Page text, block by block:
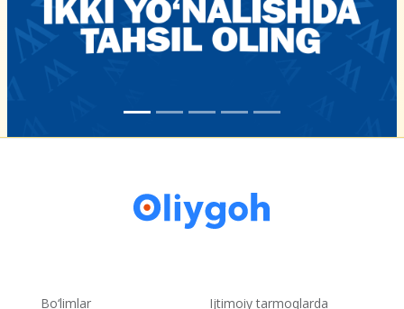
Bo‘limlar Ijtimoiy tarmoqlarda